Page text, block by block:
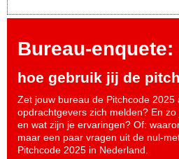
Bureau-enquete:
hoe gebruik jij de
Zet jouw bureau de Pitchcode 2025
opdrachtgevers zich melden? En
en wat zijn je ervaringen? Of:
maar een paar vragen uit de nul-
Pitchcode 2025 in Nederland.